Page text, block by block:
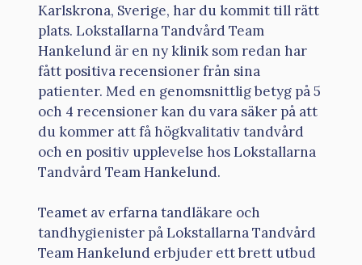
Karlskrona, Sverige, har du kommit till rätt
plats. Lokstallarna Tandvård Team
Hankelund är en ny klinik som redan har
fått positiva recensioner från sina
patienter. Med en genomsnittlig betyg på 5
och 4 recensioner kan du vara säker på att
du kommer att få högkvalitativ tandvård
och en positiv upplevelse hos Lokstallarna
Tandvård Team Hankelund.
Teamet av erfarna tandläkare och
tandhygienister på Lokstallarna Tandvård
Team Hankelund erbjuder ett brett utbud